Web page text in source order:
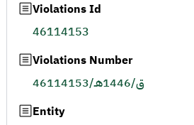
Violations Id
46114153
Violations Number
46114153/ق/1446هـ
Entity